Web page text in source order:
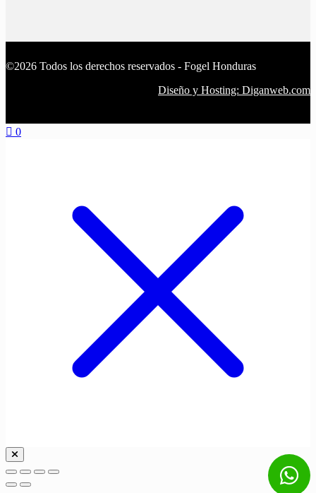
©2026 Todos los derechos reservados - Fogel Honduras
Diseño y Hosting: Diganweb.com
0